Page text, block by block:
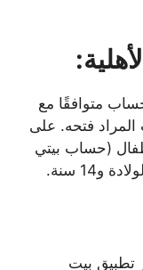
متوافقًا مع
المراد فتحه. على
(حساب بيتي
سنة.
تطبيق بيت